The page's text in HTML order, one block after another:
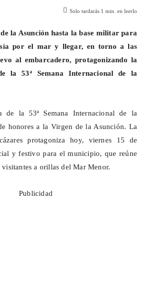
Solo tardarás 1 min. en leerlo
la Asunción hasta la base militar para
por el mar y llegar, en torno a las
al embarcadero, protagonizando la
la 53ª Semana Internacional de la
de la 53ª Semana Internacional de la
honores a la Virgen de la Asunción. La
protagoniza hoy, viernes 15 de
y festivo para el municipio, que reúne
a orillas del Mar Menor.
Publicidad